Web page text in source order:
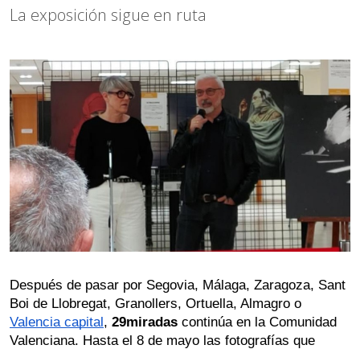
La exposición sigue en ruta
Después de pasar por Segovia, Málaga, Zaragoza, Sant
Valencia capital, 29miradas continúa en la Comunidad
Valenciana. Hasta el 8 de mayo las fotografías que